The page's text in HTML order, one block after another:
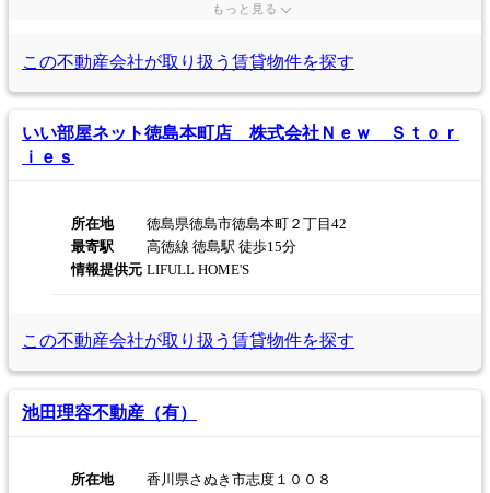
したい」「借りたい」ご希望の方は、お気軽にご相談下さい。
もっと見る
この不動産会社が取り扱う 賃貸物件を探す
いい部屋ネット徳島本町店 株式会社Ｎｅｗ Ｓｔｏｒ
ｉｅｓ
所在地
徳島県徳島市徳島本町２丁目42
最寄駅
高徳線 徳島駅 徒歩15分
情報提供元 LIFULL HOME'S
この不動産会社が取り扱う 賃貸物件を探す
池田理容不動産（有）
所在地
香川県さぬき市志度１００８